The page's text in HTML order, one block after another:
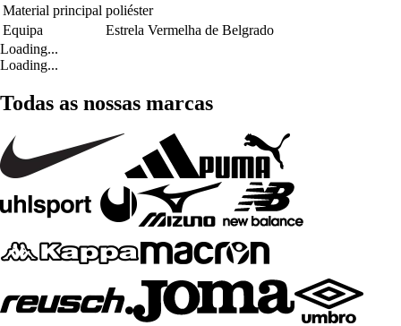
Material principal poliéster
Equipa
Estrela Vermelha de Belgrado
Loading...
Loading...
Todas as nossas marcas